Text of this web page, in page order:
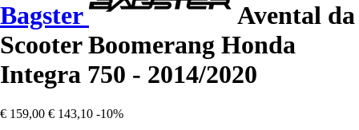
Bagster
Avental da
Scooter Boomerang Honda
Integra 750 - 2014/2020
€ 159,00 € 143,10 -10%